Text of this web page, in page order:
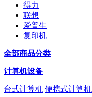
得力
联想
爱普生
复印机
全部商品分类
计算机设备
台式计算机 便携式计算机